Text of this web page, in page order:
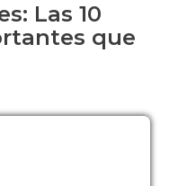
Las 10
que